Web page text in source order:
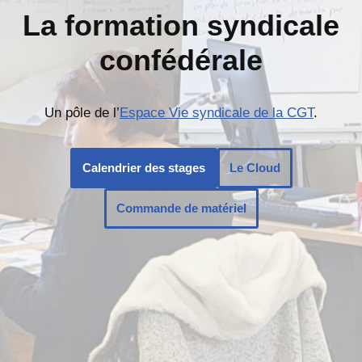
La formation syndicale
confédérale
Un pôle de l’Espace Vie syndicale de la CGT.
Calendrier des stages Le Cloud
Commande de matériel